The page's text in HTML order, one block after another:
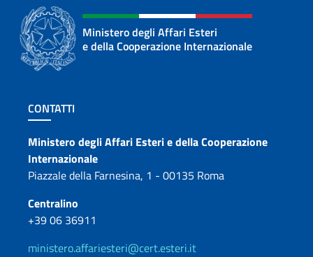
Ministero degli Affari Esteri
e della Cooperazione Internazionale
Sezione footer
CONTATTI
Contatti
Ministero degli Affari Esteri e della Cooperazione
Internazionale
Piazzale della Farnesina, 1 - 00135 Roma
Centralino
+39 06 36911
ministero.affariesteri@cert.esteri.it